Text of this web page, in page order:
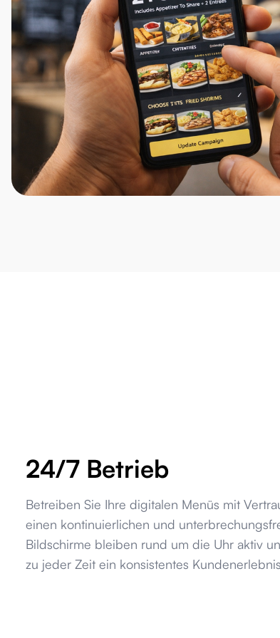
24/7 Betrieb
Betreiben Sie Ihre digitalen Menüs mit
einen kontinuierlichen und
Bildschirme bleiben rund um die Uhr aktiv
zu jeder Zeit ein konsistentes